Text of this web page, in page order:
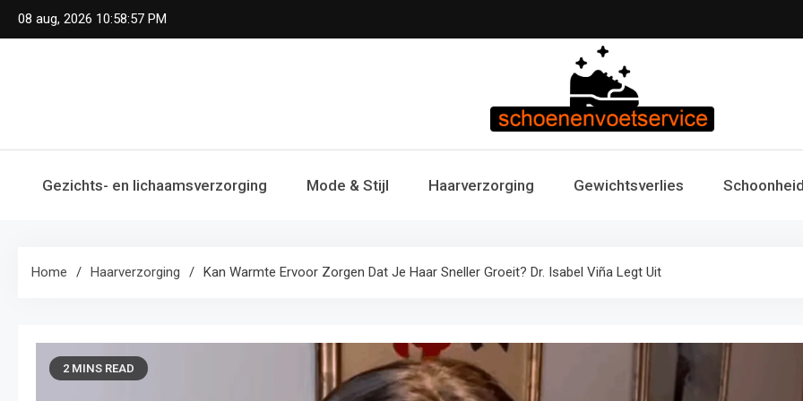
Skip
to
08 aug, 2026 10:58:58 PM
Schoenen &
Gezichts- en lichaamsverzorging Mode & Stijl Haarverzorging Gewichtsverlies
Home Haarverzorging Kan Warmte Ervoor Zorgen Dat Je Haar Sneller Groeit? Dr. Isabel Viña Legt Uit
2 MINS READ